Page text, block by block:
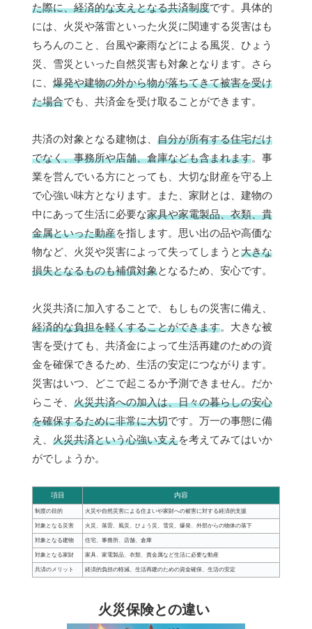
た際に、経済的な支えとなる共済制度です。具体的
には、火災や落雷といった火災に関連する災害はも
ちろんのこと、台風や豪雨などによる風災、ひょう
災、雪災といった自然災害も対象となります。さら
に、 爆発や建物の外から物が落ちてきて被害を受け
た場合でも、共済金を受け取ることができます。
共済の対象となる建物は、 自分が所有する住宅だけ
でなく、事務所や店舗、倉庫なども含まれます。事
業を営んでいる方にとっても、大切な財産を守る上
で心強い味方となります。また、家財とは、建物の
中にあって生活に必要な家具や家電製品、衣類、貴
金属といった動産を指します。思い出の品や高価な
物など、火災や災害によって失ってしまうと大きな
損失となるものも補償対象となるため、安心です。
火災共済に加入することで、もしもの災害に備え、
経済的な負担を軽くすることができます。大きな被
害を受けても、共済金によって生活再建のための資
金を確保できるため、生活の安定につながります。
災害はいつ、どこで起こるか予測できません。だか
らこそ、 火災共済への加入は、日々の暮らしの安心
を確保するために非常に大切です。万一の事態に備
え、 火災共済という心強い支えを考えてみてはいか
がでしょうか。
項目 内容
制度の目的 火災や自然災害による住まいや家財への被害に対する経済的支援
対象となる災害 火災、落雷、風災、ひょう災、雪災、爆発、外部からの物体の落下
対象となる建物 住宅、事務所、店舗、倉庫
対象となる家財 家具、家電製品、衣類、貴金属など生活に必要な動産
共済のメリット 経済的負担の軽減、生活再建のための資金確保、生活の安定
火災保険との違い